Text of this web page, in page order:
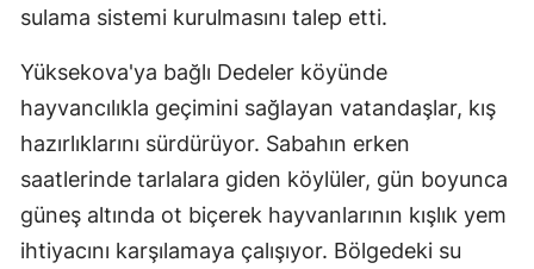
sulama sistemi kurulmasını talep etti.
Yüksekova'ya bağlı Dedeler köyünde
hayvancılıkla geçimini sağlayan vatandaşlar, kış
hazırlıklarını sürdürüyor. Sabahın erken
saatlerinde tarlalara giden köylüler, gün boyunca
güneş altında ot biçerek hayvanlarının kışlık yem
ihtiyacını karşılamaya çalışıyor. Bölgedeki su